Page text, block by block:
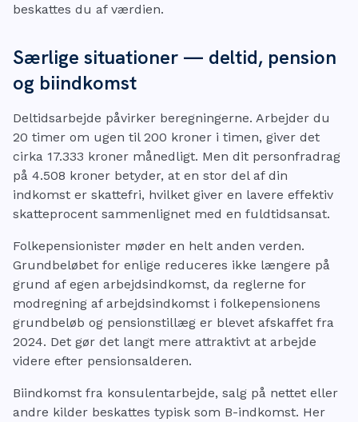
beskattes du af værdien.
Særlige situationer — deltid, pension
og biindkomst
Deltidsarbejde påvirker beregningerne. Arbejder du
20 timer om ugen til 200 kroner i timen, giver det
cirka 17.333 kroner månedligt. Men dit personfradrag
på 4.508 kroner betyder, at en stor del af din
indkomst er skattefri, hvilket giver en lavere effektiv
skatteprocent sammenlignet med en fuldtidsansat.
Folkepensionister møder en helt anden verden.
Grundbeløbet for enlige reduceres ikke længere på
grund af egen arbejdsindkomst, da reglerne for
modregning af arbejdsindkomst i folkepensionens
grundbeløb og pensionstillæg er blevet afskaffet fra
2024. Det gør det langt mere attraktivt at arbejde
videre efter pensionsalderen.
Biindkomst fra konsulentarbejde, salg på nettet eller
andre kilder beskattes typisk som B-indkomst. Her